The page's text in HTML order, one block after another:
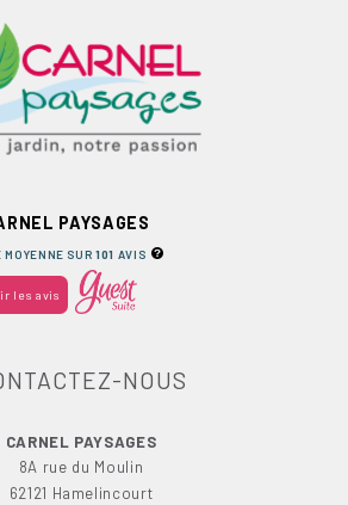
PAYSAGES
MOYENNE SUR101 AVIS
les avis
NOUS
CARNEL PAYSAGES
8A rue du Moulin
62121 Hamelincourt